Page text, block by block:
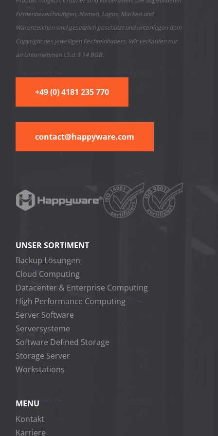
Firmenbezeichnungen, Namen, Logos, Marken und
Warenzeichen sind gesetzlich geschützt und unterliegen dem
Copyright des jeweiligen Rechteinhabers. Wir verkaufen nur
an Unternehmen i.S.d. § 14 BGB.
+49 (0) 4181 235 770
contact@happyware.com
UNSER SORTIMENT
Backup Lösungen
Cloud Computing
Datacenter & Enterprise Computing
High Performance Computing
Server Software
Serversysteme
Software Defined Storage
Storage Server
Workstations
MENU
Kontakt
Karriere